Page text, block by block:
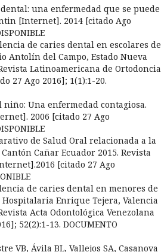
dental: una enfermedad que se puede
[Internet]. 2014 [citado Ago
de caries dental en escolares de
Antolín del Campo, Estado Nueva
Latinoamericana de Ortodoncia
27 Ago 2016]; 1(1):1-20.
niño: Una enfermedad contagiosa.
2006 [citado 27 Ago
de Salud Oral relacionada a la
Cañar Ecuador 2015. Revista
[citado 27 Ago
de caries dental en menores de
Enrique Tejera, Valencia
Acta Odontológica Venezolana
52(2):1-13. DOCUMENTO
VB, Ávila BL, Vallejos SA, Casanova